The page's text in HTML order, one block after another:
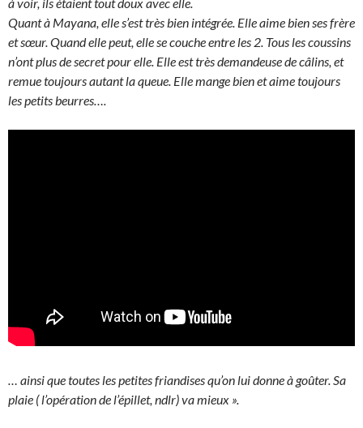
Quant à Mayana, elle s’est très bien intégrée. Elle aime bien ses frère
et sœur. Quand elle peut, elle se couche entre les 2. Tous les coussins
n’ont plus de secret pour elle. Elle est très demandeuse de câlins, et
remue toujours autant la queue. Elle mange bien et aime toujours
les petits beurres….
… ainsi que toutes les petites friandises qu’on lui donne à goûter. Sa
plaie ( l’opération de l’épillet, ndlr) va mieux ».